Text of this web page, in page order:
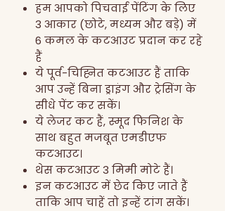
हम आपको पिचवाई पेंटिंग के लिए
3 आकार (छोटे, मध्यम और बड़े) में
6 कमल के कटआउट प्रदान कर रहे
हैं
ये पूर्व-चिह्नित कटआउट हैं ताकि
आप उन्हें बिना ड्राइंग और ट्रेसिंग के
सीधे पेंट कर सकें।
ये लेजर कट हैं, स्मूद फिनिश के
साथ बहुत मजबूत एमडीएफ
कटआउट।
थेस कटआउट 3 मिमी मोटे हैं।
इन कटआउट में छेद किए जाते हैं
ताकि आप चाहें तो इन्हें टांग सकें।